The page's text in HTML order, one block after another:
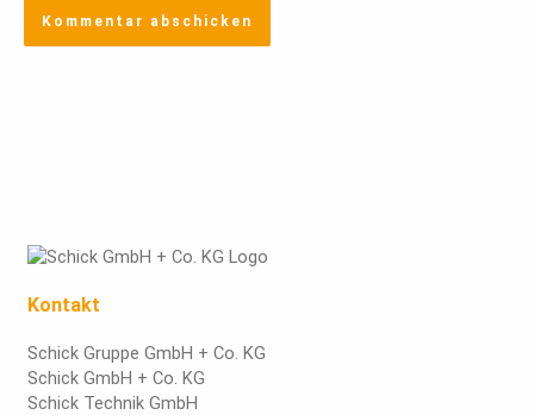
Kontakt
Schick Gruppe GmbH + Co. KG
Schick GmbH + Co. KG
Schick Technik GmbH